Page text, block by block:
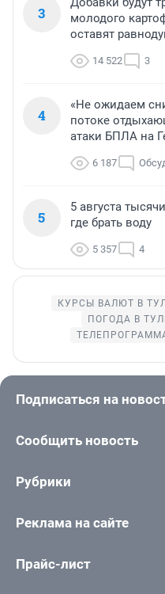
3
молодого
оставят
14 522 3
4
«Не ожидаем
потоке
атаки БПЛА на
6 187
5
5 августа
где брать воду
5 357 4
КУРСЫ ВАЛЮТ В
ПОГОДА В
Подписаться на
Сообщить новость
Рубрики
Реклама на сайте
Прайс-лист